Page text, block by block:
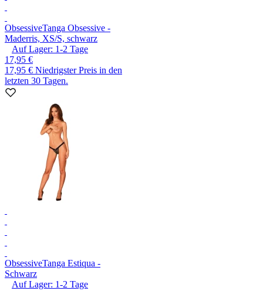
ObsessiveTanga Obsessive -
Maderris, XS/S, schwarz
Auf Lager: 1-2 Tage
17,95 €
17,95 € Niedrigster Preis in den
letzten 30 Tagen.
ObsessiveTanga Estiqua -
Schwarz
Auf Lager: 1-2 Tage